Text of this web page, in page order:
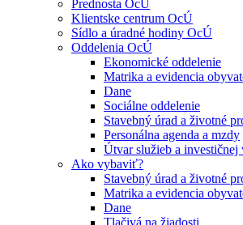
Prednosta OcÚ
Klientske centrum OcÚ
Sídlo a úradné hodiny OcÚ
Oddelenia OcÚ
Ekonomické oddelenie
Matrika a evidencia
Dane
Sociálne oddelenie
Stavebný úrad a životné
Personálna agenda a mzdy
Útvar služieb a investičnej
Ako vybaviť?
Stavebný úrad a životné
Matrika a evidencia
Dane
Tlačivá na žiadosti